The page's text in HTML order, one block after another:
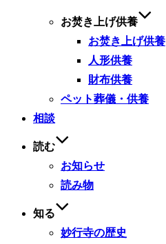
お焚き上げ供養
お焚き上げ供養
人形供養
財布供養
ペット葬儀・供養
相談
読む
お知らせ
読み物
知る
妙行寺の歴史